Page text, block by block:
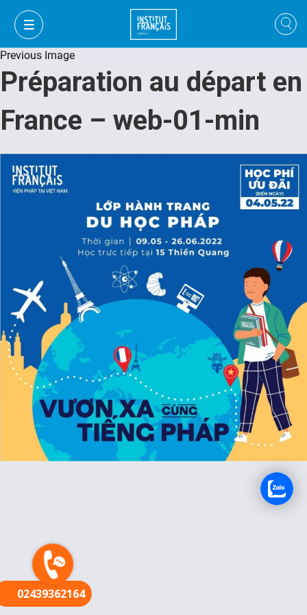
FR
Previous Image
Préparation au départ en
France – web-01-min
02439362164